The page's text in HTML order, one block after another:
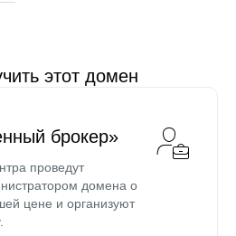
этот домен
брокер»
проведут
домена о
цене и организуют